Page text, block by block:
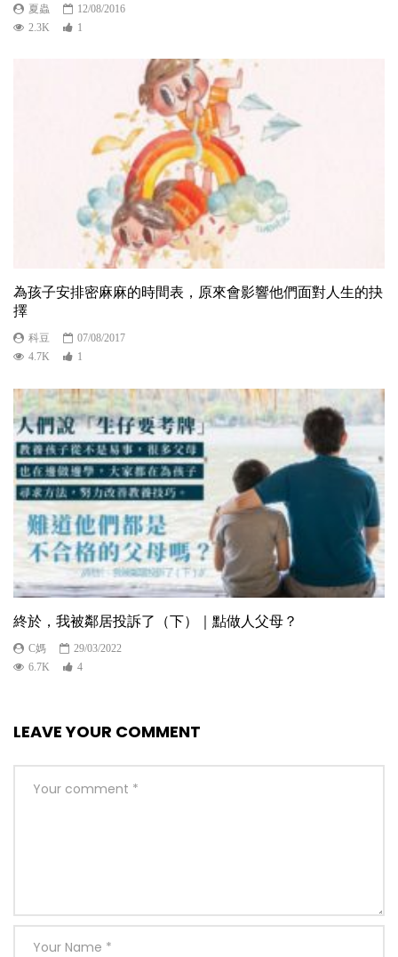
夏蟲
12/08/2016
2.3K
1
為孩子安排密麻麻的時間表，原來會影響他們面對人生的抉
擇
科豆
07/08/2017
4.7K
1
終於，我被鄰居投訴了（下）｜點做人父母？
C媽
29/03/2022
6.7K
4
LEAVE YOUR COMMENT